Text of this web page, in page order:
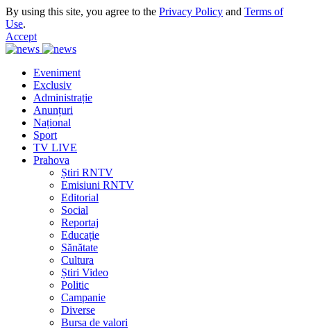
By using this site, you agree to the Privacy Policy and Terms of
Use.
Accept
Eveniment
Exclusiv
Administrație
Anunțuri
Național
Sport
TV LIVE
Prahova
Știri RNTV
Emisiuni RNTV
Editorial
Social
Reportaj
Educație
Sănătate
Cultura
Știri Video
Politic
Campanie
Diverse
Bursa de valori